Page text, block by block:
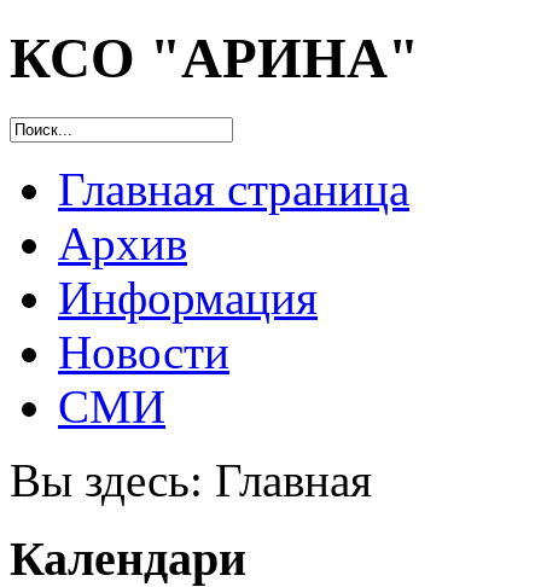
КСО "АРИНА"
Главная страница
Архив
Информация
Новости
СМИ
Вы здесь: Главная
Календари